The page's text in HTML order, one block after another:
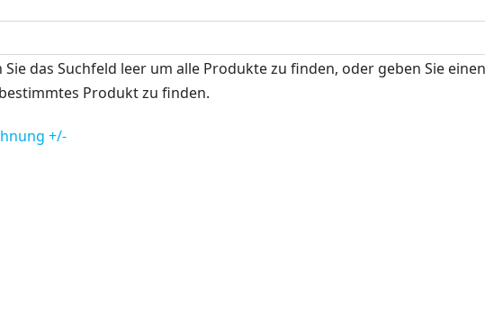
Sie das Suchfeld leer um alle Produkte zu finden, oder geben Sie einen
Produkt zu finden.
+/-